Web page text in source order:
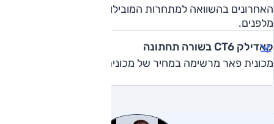
האחרונים בהשוואה למתחרות המובילות, יחסית מעט מרחב
מלפנים.
קאדילק CT6 בשורה תחתונה
מכונית פאר מרשימה במחיר של מכונית סלון.